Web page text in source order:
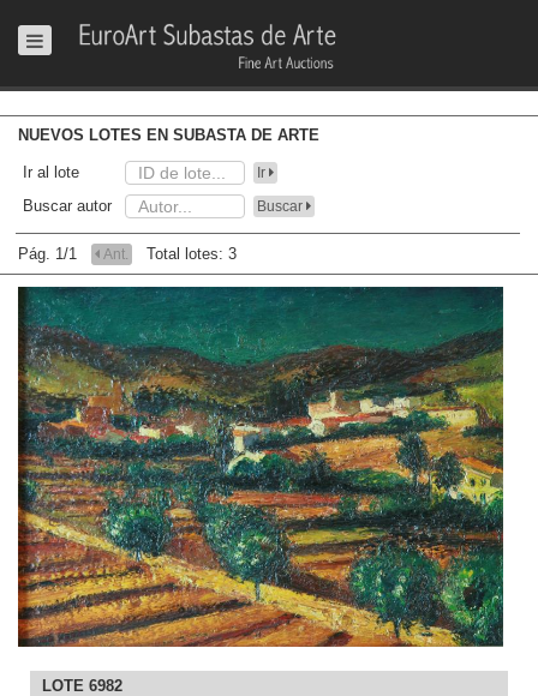
NUEVOS LOTES EN SUBASTA DE ARTE
Ir al lote Ir
Buscar autor Buscar
Pág. 1/1 Ant. Total lotes: 3
LOTE 6982